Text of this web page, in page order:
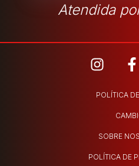
Atendida
POLÍTICA
SOBRE
POLÍTICA DE